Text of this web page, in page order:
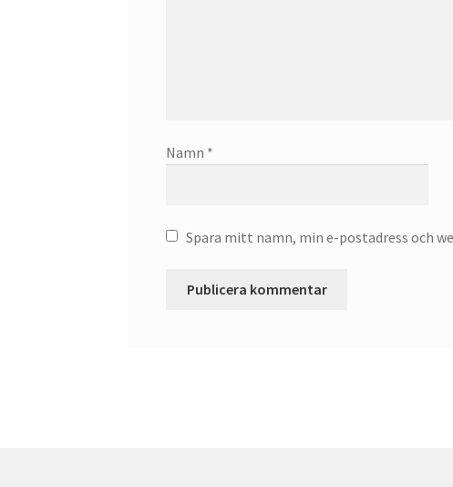
Namn *
Spara mitt namn, min e-postadress och